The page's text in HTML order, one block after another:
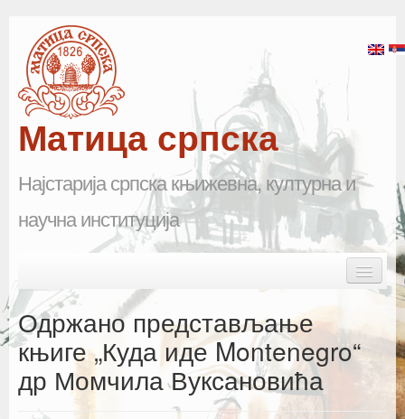
Матица српска
Најстарија српска књижевна, културна и
научна институција
Почетна
Матица српска
Научна одељења
Каталог издања
Одржано представљање
књиге „Куда иде Montenegro“
др Момчила Вуксановића